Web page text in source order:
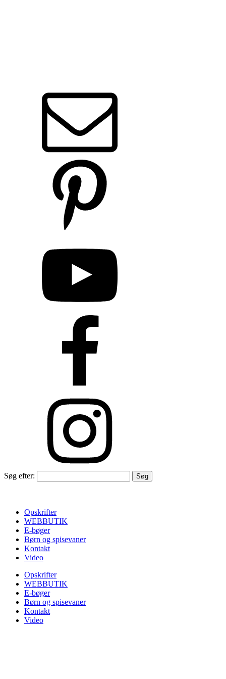
Søg efter:
Opskrifter
WEBBUTIK
E-bøger
Børn og spisevaner
Kontakt
Video
Opskrifter
WEBBUTIK
E-bøger
Børn og spisevaner
Kontakt
Video